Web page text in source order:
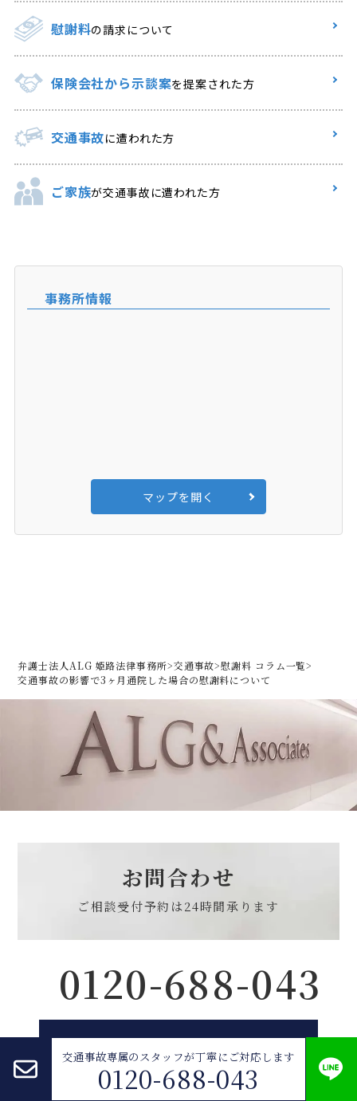
慰謝料の請求について
保険会社から示談案を提案された方
交通事故に遭われた方
ご家族が交通事故に遭われた方
事務所情報
マップを開く
弁護士法人ALG 姫路法律事務所>交通事故>慰謝料 コラム一覧>
交通事故の影響で3ヶ月通院した場合の慰謝料について
交通事故専属のスタッフが丁寧にご対応します
0120-688-043
お問合わせ
ご相談受付予約は24時間承ります
0120-688-043
お問合わせフォーム